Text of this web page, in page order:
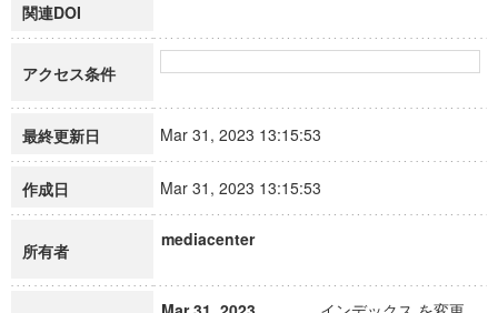
関連DOI
アクセス条件
最終更新日 Mar 31, 2023 13:15:53
作成日 Mar 31, 2023 13:15:53
所有者
mediacenter